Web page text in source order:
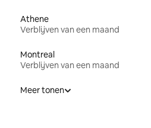
Athene
Verblijven van een maand
Montreal
Verblijven van een maand
Meer tonen